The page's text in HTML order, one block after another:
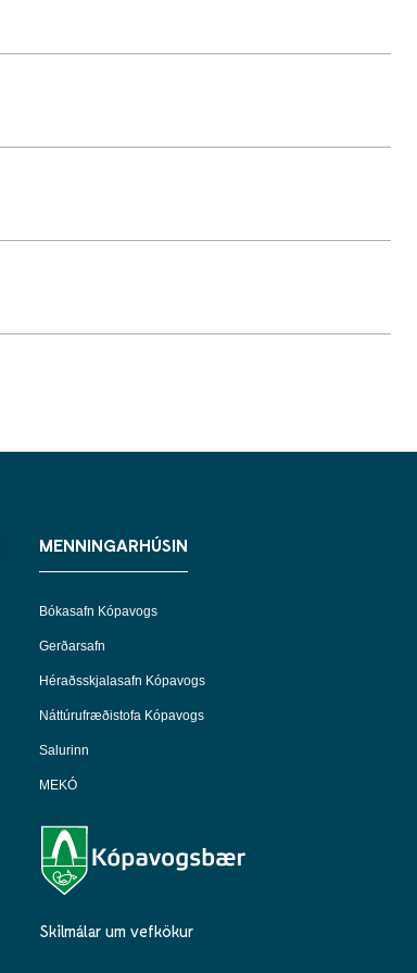
MENNINGARHÚSIN
Bókasafn Kópavogs
Gerðarsafn
Héraðsskjalasafn Kópavogs
Náttúrufræðistofa Kópavogs
Salurinn
MEKÓ
Skilmálar um vefkökur